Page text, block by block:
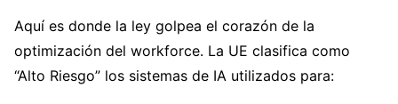
Aquí es donde la ley golpea el corazón de la
optimización del workforce. La UE clasifica como
“Alto Riesgo” los sistemas de IA utilizados para: